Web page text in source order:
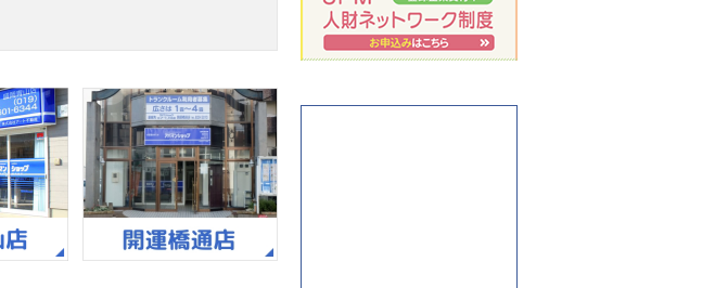
岩手県盛岡市のアパマンシ
ョップ